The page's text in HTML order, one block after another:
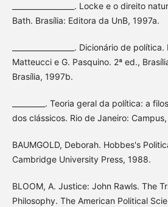
_________________. Locke e o direito
Bath. Brasília: Editora da UnB, 1997a.
_________________. Dicionário de
Matteucci e G. Pasquino. 2ª ed.,
Brasília, 1997b.
_________. Teoria geral da política: a
dos clássicos. Rio de Janeiro:
BAUMGOLD, Deborah. Hobbes's
Cambridge University Press, 1988.
BLOOM, A. Justice: John Rawls. The
Philosophy. The American Political